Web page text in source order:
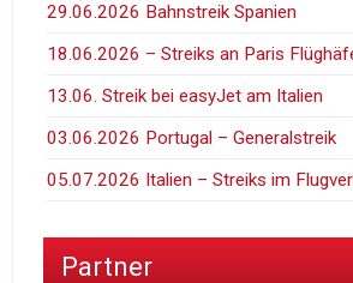
29.06.2026 Bahnstreik Spanien
18.06.2026 – Streiks an Paris
13.06. Streik bei easyJet am Italien
03.06.2026 Portugal – Generalstreik
05.07.2026 Italien – Streiks im
Partner